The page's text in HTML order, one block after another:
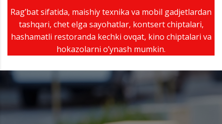
Rag’bat sifatida, maishiy texnika va mobil gadjetlardan
tashqari, chet elga sayohatlar, kontsert chiptalari,
hashamatli restoranda kechki ovqat, kino chiptalari va
hokazolarni o’ynash mumkin.